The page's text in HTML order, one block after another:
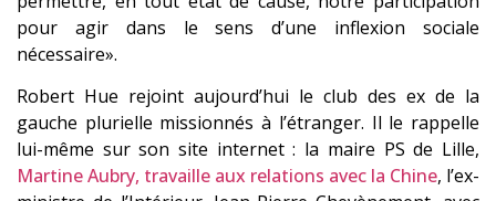
pour agir dans le sens d’une inflexion sociale
nécessaire».
Robert Hue rejoint aujourd’hui le club des ex de la
gauche plurielle missionnés à l’étranger. Il le rappelle
lui-même sur son site internet : la maire PS de Lille,
Martine Aubry, travaille aux relations avec la Chine, l’ex-